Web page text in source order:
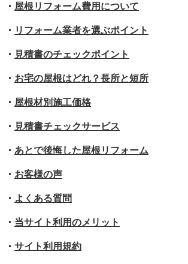
・ 屋根リフォーム費用について
・ リフォーム業者を選ぶポイント
・ 見積書のチェックポイント
・ お宅の屋根はどれ？長所と短所
・ 屋根材別施工価格
・ 見積書チェックサービス
・ あとで後悔した屋根リフォーム
・ お客様の声
・ よくある質問
・ 当サイト利用のメリット
・ サイト利用規約